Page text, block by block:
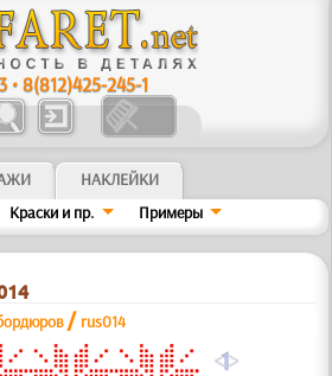
•8(812)425-245-1
НАКЛЕЙКИ
Краски и пр. Примеры
/ rus014
a